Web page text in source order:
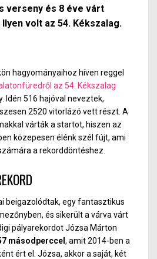
verseny és 8 éve várt
volt az 54. Kékszalag.
hagyományaihoz híven reggel
az 54. Kékszalag
Idén 516 hajóval neveztek,
2520 vitorlázó vett részt. A
várták a startot, hiszen az
közepesen élénk szél fújt, ami
a rekorddöntéshez.
beigazolódtak, egy fantasztikus
és sikerült a várva várt
pályarekordot Józsa Márton
másodperccel , amit 2014-ben a
ért el. Józsa, akkor a saját, két